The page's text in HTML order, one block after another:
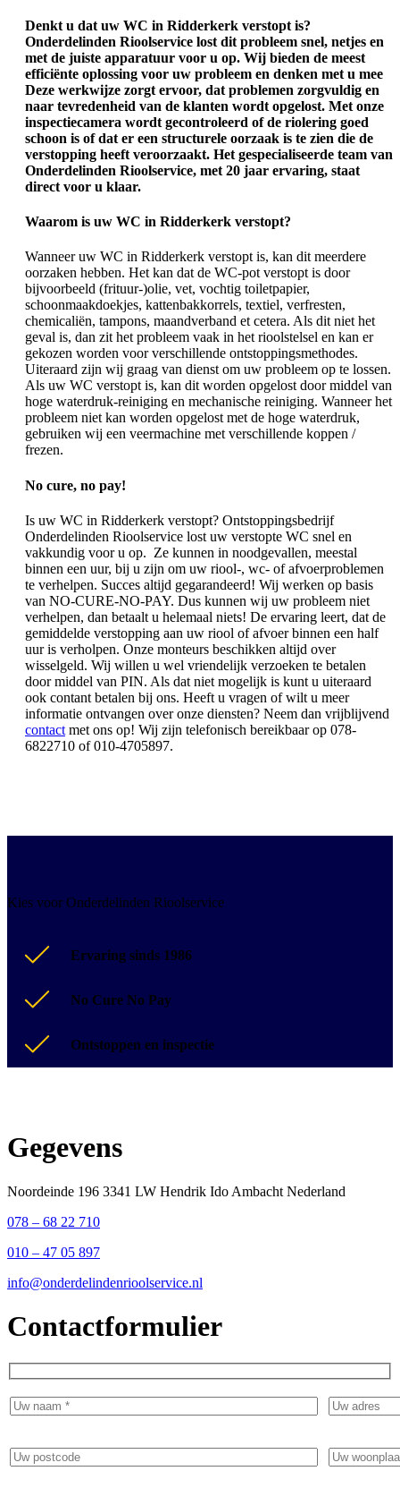
Denkt u dat uw WC in Ridderkerk verstopt is?
Onderdelinden Rioolservice lost dit probleem snel, netjes en
met de juiste apparatuur voor u op. Wij bieden de meest
efficiënte oplossing voor uw probleem en denken met u mee
Deze werkwijze zorgt ervoor, dat problemen zorgvuldig en
naar tevredenheid van de klanten wordt opgelost. Met onze
inspectiecamera wordt gecontroleerd of de riolering goed
schoon is of dat er een structurele oorzaak is te zien die de
verstopping heeft veroorzaakt. Het gespecialiseerde team van
Onderdelinden Rioolservice, met 20 jaar ervaring, staat
direct voor u klaar.
Waarom is uw WC in Ridderkerk verstopt?
Wanneer uw WC in Ridderkerk verstopt is, kan dit meerdere
oorzaken hebben. Het kan dat de WC-pot verstopt is door
bijvoorbeeld (frituur-)olie, vet, vochtig toiletpapier,
schoonmaakdoekjes, kattenbakkorrels, textiel, verfresten,
chemicaliën, tampons, maandverband et cetera. Als dit niet het
geval is, dan zit het probleem vaak in het rioolstelsel en kan er
gekozen worden voor verschillende ontstoppingsmethodes.
Uiteraard zijn wij graag van dienst om uw probleem op te lossen.
Als uw WC verstopt is, kan dit worden opgelost door middel van
hoge waterdruk-reiniging en mechanische reiniging. Wanneer het
probleem niet kan worden opgelost met de hoge waterdruk,
gebruiken wij een veermachine met verschillende koppen /
frezen.
No cure, no pay!
Is uw WC in Ridderkerk verstopt? Ontstoppingsbedrijf
Onderdelinden Rioolservice lost uw verstopte WC snel en
vakkundig voor u op. Ze kunnen in noodgevallen, meestal
binnen een uur, bij u zijn om uw riool-, wc- of afvoerproblemen
te verhelpen. Succes altijd gegarandeerd! Wij werken op basis
van NO-CURE-NO-PAY. Dus kunnen wij uw probleem niet
verhelpen, dan betaalt u helemaal niets! De ervaring leert, dat de
gemiddelde verstopping aan uw riool of afvoer binnen een half
uur is verholpen. Onze monteurs beschikken altijd over
wisselgeld. Wij willen u wel vriendelijk verzoeken te betalen
door middel van PIN. Als dat niet mogelijk is kunt u uiteraard
ook contant betalen bij ons. Heeft u vragen of wilt u meer
informatie ontvangen over onze diensten? Neem dan vrijblijvend
contact met ons op! Wij zijn telefonisch bereikbaar op 078-
6822710 of 010-4705897.
Kies voor Onderdelinden Rioolservice
Ervaring sinds 1986
No Cure No Pay
Ontstoppen en inspectie
Gegevens
Noordeinde 196 3341 LW Hendrik Ido Ambacht Nederland
078 – 68 22 710
010 – 47 05 897
info@onderdelindenrioolservice.nl
Contactformulier